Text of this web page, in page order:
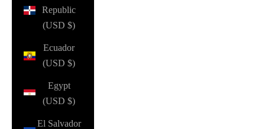
Republic
(USD $)
Ecuador
(USD $)
Egypt
(USD $)
El Salvador